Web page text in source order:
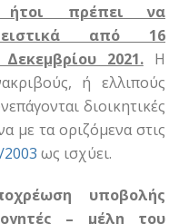
ήτοι πρέπει να
από 16
2021. Η
ή ελλιπούς
διοικητικές
με τα οριζόμενα στις
2003 ως ισχύει.
υποβολής
– μέλη του